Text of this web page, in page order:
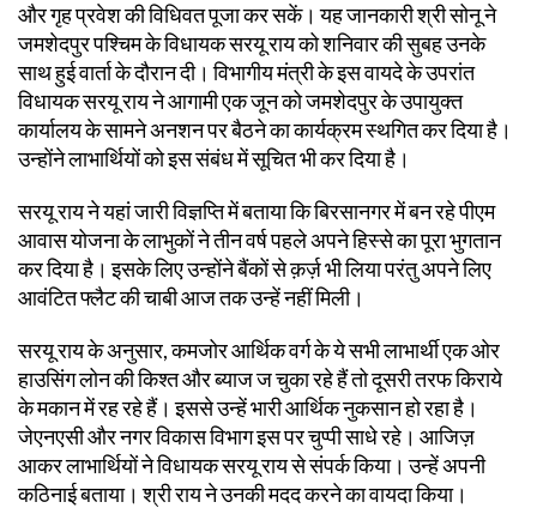
और गृह प्रवेश की विधिवत पूजा कर सकें। यह जानकारी श्री सोनू ने
जमशेदपुर पश्चिम के विधायक सरयू राय को शनिवार की सुबह उनके
साथ हुई वार्ता के दौरान दी। विभागीय मंत्री के इस वायदे के उपरांत
विधायक सरयू राय ने आगामी एक जून को जमशेदपुर के उपायुक्त
कार्यालय के सामने अनशन पर बैठने का कार्यक्रम स्थगित कर दिया है।
उन्होंने लाभार्थियों को इस संबंध में सूचित भी कर दिया है।
सरयू राय ने यहां जारी विज्ञप्ति में बताया कि बिरसानगर में बन रहे पीएम
आवास योजना के लाभुकों ने तीन वर्ष पहले अपने हिस्से का पूरा भुगतान
कर दिया है। इसके लिए उन्होंने बैंकों से क़र्ज़ भी लिया परंतु अपने लिए
आवंटित फ्लैट की चाबी आज तक उन्हें नहीं मिली।
सरयू राय के अनुसार, कमजोर आर्थिक वर्ग के ये सभी लाभार्थी एक ओर
हाउसिंग लोन की किश्त और ब्याज ज चुका रहे हैं तो दूसरी तरफ किराये
के मकान में रह रहे हैं। इससे उन्हें भारी आर्थिक नुकसान हो रहा है।
जेएनएसी और नगर विकास विभाग इस पर चुप्पी साधे रहे। आजिज़
आकर लाभार्थियों ने विधायक सरयू राय से संपर्क किया। उन्हें अपनी
कठिनाई बताया। श्री राय ने उनकी मदद करने का वायदा किया।